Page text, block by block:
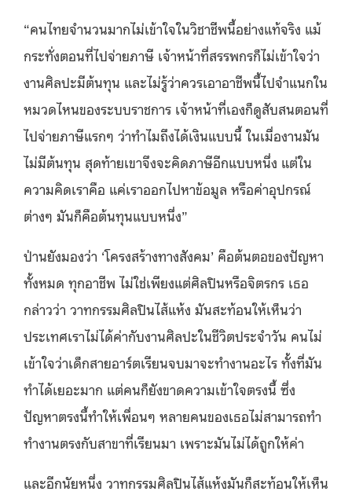
“คนไทยจำนวนมากไม่เข้าใจในวิชาชีพนี้อย่างแท้จริง แม้
กระทั่งตอนที่ไปจ่ายภาษี เจ้าหน้าที่สรรพกรก็ไม่เข้าใจว่า
งานศิลปะมีต้นทุน และไม่รู้ว่าควรเอาอาชีพนี้ไปจำแนกใน
หมวดไหนของระบบราชการ เจ้าหน้าที่เองก็ดูสับสนตอนที่
ไปจ่ายภาษีแรกๆ ว่าทำไมถึงได้เงินแบบนี้ ในเมื่องานมัน
ไม่มีต้นทุน สุดท้ายเขาจึงจะคิดภาษีอีกแบบหนึ่ง แต่ใน
ความคิดเราคือ แค่เราออกไปหาข้อมูล หรือค่าอุปกรณ์
ต่างๆ มันก็คือต้นทุนแบบหนึ่ง”
ป่านยังมองว่า ‘โครงสร้างทางสังคม’ คือต้นตอของปัญหา
ทั้งหมด ทุกอาชีพ ไม่ใช่เพียงแต่ศิลปินหรือจิตรกร เธอ
กล่าวว่า วาทกรรมศิลปินไส้แห้ง มันสะท้อนให้เห็นว่า
ประเทศเราไม่ได้ค่ากับงานศิลปะในชีวิตประจำวัน คนไม่
เข้าใจว่าเด็กสายอาร์ตเรียนจบมาจะทำงานอะไร ทั้งที่มัน
ทำได้เยอะมาก แต่คนก็ยังขาดความเข้าใจตรงนี้ ซึ่ง
ปัญหาตรงนี้ทำให้เพื่อนๆ หลายคนของเธอไม่สามารถทำ
ทำงานตรงกับสาขาที่เรียนมา เพราะมันไม่ได้ถูกให้ค่า
และอีกนัยหนึ่ง วาทกรรมศิลปินไส้แห้งมันก็สะท้อนให้เห็น